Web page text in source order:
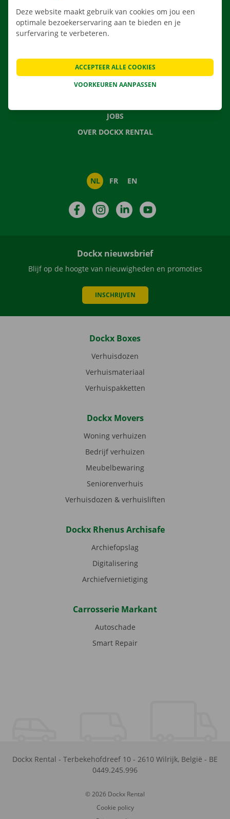
VEELGESTELDE VRAGEN
NIEUWS
JOBS
OVER DOCKX RENTAL
NL FR EN
FacebookInstagramLinkedIn
Dockx nieuwsbrief
Blijf op de hoogte van nieuwigheden en promoties
INSCHRIJVEN
Dockx Boxes
Verhuisdozen
Verhuismateriaal
Verhuispakketten
Dockx Movers
Woning verhuizen
Bedrijf verhuizen
Meubelbewaring
Seniorenverhuis
Verhuisdozen & verhuisliften
Dockx Rhenus Archisafe
Archiefopslag
Digitalisering
Archiefvernietiging
Carrosserie Markant
Autoschade
Smart Repair
Dockx Rental - Terbekehofdreef 10 - 2610 Wilrijk, België - BE
0449.245.996
© 2026 Dockx Rental
Cookie policy
Deze website maakt gebruik van cookies om jou een
optimale bezoekerservaring aan te bieden en je
surfervaring te verbeteren.
VOORKEUREN AANPASSEN
ACCEPTEER ALLE COOKIES